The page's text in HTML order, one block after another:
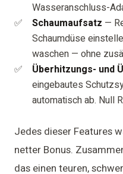
Wasseranschluss-
Schaumaufsatz —
Schaumdüse
waschen — ohne
Überhitzungs- und
eingebautes
automatisch ab. Null
Jedes dieser Features
netter Bonus.
das einen teuren,